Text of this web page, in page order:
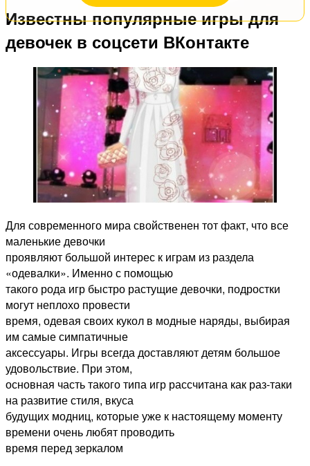
Известны популярные игры для
девочек в соцсети ВКонтакте
Для современного мира свойственен тот факт, что все
маленькие девочки
проявляют большой интерес к играм из раздела
«одевалки». Именно с помощью
такого рода игр быстро растущие девочки, подростки
могут неплохо провести
время, одевая своих кукол в модные наряды, выбирая
им самые симпатичные
аксессуары. Игры всегда доставляют детям большое
удовольствие. При этом,
основная часть такого типа игр рассчитана как раз-таки
на развитие стиля, вкуса
будущих модниц, которые уже к настоящему моменту
времени очень любят проводить
время перед зеркалом